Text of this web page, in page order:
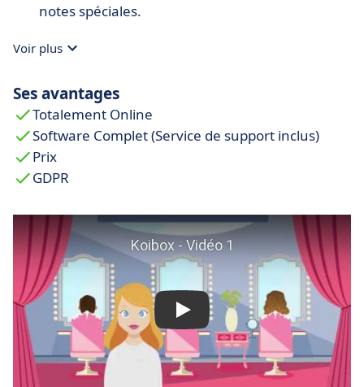
notes spéciales.
Voir plus
Ses avantages
Totalement Online
Software Complet (Service de support inclus)
Prix
GDPR